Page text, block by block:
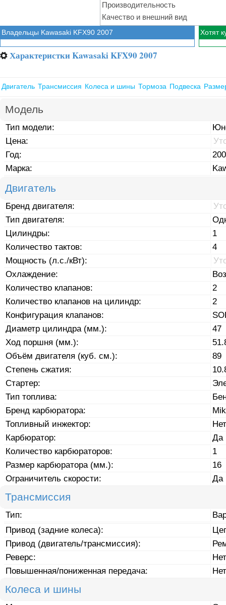
Производительность
Качество и внешний вид
Владельцы Kawasaki KFX90 2007 Хотят
⚙ Характеристки Kawasaki KFX90 2007
Двигатель Трансмиссия Колеса и шины Тормоза Подвеска
Модель
Тип модели:
Цена:
Год:
Марка:
Двигатель
Бренд двигателя:
Тип двигателя:
Цилиндры:
1
Количество тактов:
4
Мощность (л.с./кВт):
Охлаждение:
Количество клапанов:
2
Количество клапанов на цилиндр:
2
Конфигурация клапанов:
Диаметр цилиндра (мм.):
47
Ход поршня (мм.):
Объём двигателя (куб. см.):
89
Степень сжатия:
Стартер:
Тип топлива:
Бренд карбюратора:
Топливный инжектор:
Нет
Карбюратор:
Да
Количество карбюраторов:
1
Размер карбюратора (мм.):
16
Ограничитель скорости:
Да
Трансмиссия
Тип:
Привод (задние колеса):
Привод (двигатель/трансмиссия):
Реверс:
Нет
Повышенная/пониженная передача:
Нет
Колеса и шины